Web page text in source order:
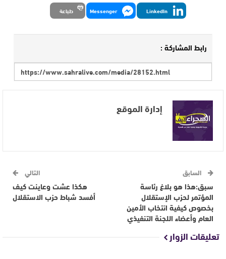
LinkedIn
Messenger طباعة
رابط المشاركة :
إدارة الموقع
السابق
سبق:هذا هو بلاغ رئاسة
المؤتمر لحزب الإستقلال
بخصوص كيفية انتخاب الأمين
العام وأعضاء اللجنة التنفيذي
التالي
هكذا عشت وعاينت كيف
أفسد شباط حزب الاستقلال
تعليقات الزوار